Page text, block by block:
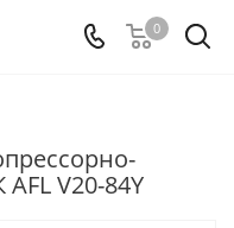
0
V20-84Y